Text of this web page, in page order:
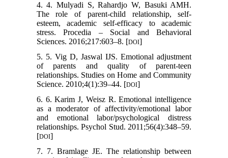
4. 4. Mulyadi S, Rahardjo W, Basuki AMH.
The role of parent-child relationship, self-
esteem, academic self-efficacy to academic
stress. Procedia – Social and Behavioral
Sciences. 2016;217:603–8. [DOI]
5. 5. Vig D, Jaswal IJS. Emotional adjustment
of parents and quality of parent-teen
relationships. Studies on Home and Community
Science. 2010;4(1):39–44. [DOI]
6. 6. Karim J, Weisz R. Emotional intelligence
as a moderator of affectivity/emotional labor
and emotional labor/psychological distress
relationships. Psychol Stud. 2011;56(4):348–59.
[DOI]
7. 7. Bramlage JE. The relationship between